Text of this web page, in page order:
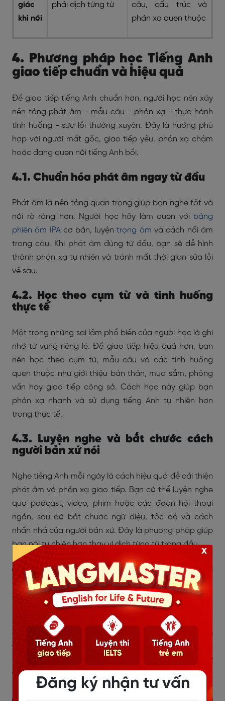
giác
khi nói
phải dịch từng từ
câu, cấu trúc và
phản xạ quen thuộc
4. Phương pháp học Tiếng Anh
giao tiếp chuẩn và hiệu quả
Để giao tiếp tiếng Anh chuẩn hơn, người học nên xây
nền tảng phát âm - mẫu câu - phản xạ - thực hành
tình huống - sửa lỗi thường xuyên. Đây là hướng phù
hợp với người mất gốc, giao tiếp yếu, phản xạ chậm
hoặc đang quen nói tiếng Anh bồi.
4.1. Chuẩn hóa phát âm ngay từ đầu
Phát âm là nền tảng quan trọng giúp bạn nghe tốt và
nói rõ ràng hơn. Người học hãy làm quen với bảng
phiên âm IPAcơ bản, luyệntrọng âm và cách nối âm
trong câu. Khi phát âm đúng từ đầu, bạn sẽ dễ hình
thành phản xạ tự nhiên và tránh mất thời gian sửa lỗi
về sau.
4.2. Học theo cụm từ và tình huống
thực tế
Một trong những sai lầm phổ biến của người học là ghi
nhớ từ vựng riêng lẻ. Để giao tiếp hiệu quả hơn, bạn
nên học theo cụm từ, mẫu câu và các tình huống
quen thuộc như giới thiệu bản thân, mua sắm, phỏng
vấn hay giao tiếp công sở. Cách học này giúp bạn
phản xạ nhanh và sử dụng tiếng Anh tự nhiên hơn
trong thực tế.
4.3. Luyện nghe và bắt chước cách
người bản xứ nói
Nghe tiếng Anh mỗi ngày là cách hiệu quả để cải thiện
phát âm và phản xạ giao tiếp. Bạn có thể luyện nghe
qua podcast, video, phim hoặc các đoạn hội thoại
ngắn, sau đó bắt chước ngữ điệu, tốc độ và cách
nhấn nhá của người bản xứ. Đây là phương pháp giúp
bạn nói tự nhiên hơn thay vì dịch từng từ trong đầu.
4.4. Ưu tiên phản xạ giao tiếp thay vì
học thuộc ngữ pháp
Ngữ pháp vẫn quan trọng, nhưng trong giao tiếp, khả
năng phản xạ mới là yếu tố quyết định. Thay vì cố
gắng ghi nhớ quá nhiều cấu trúc phức tạp, hãy tập
trung sử dụng những mẫu câu đơn giản nhưng đúng
ngữ cảnh. Việc luyện nói thường xuyên sẽ giúp bạn tự
tin hơn khi giao tiếp thực tế.
Đăng ký nhận tư vấn
x